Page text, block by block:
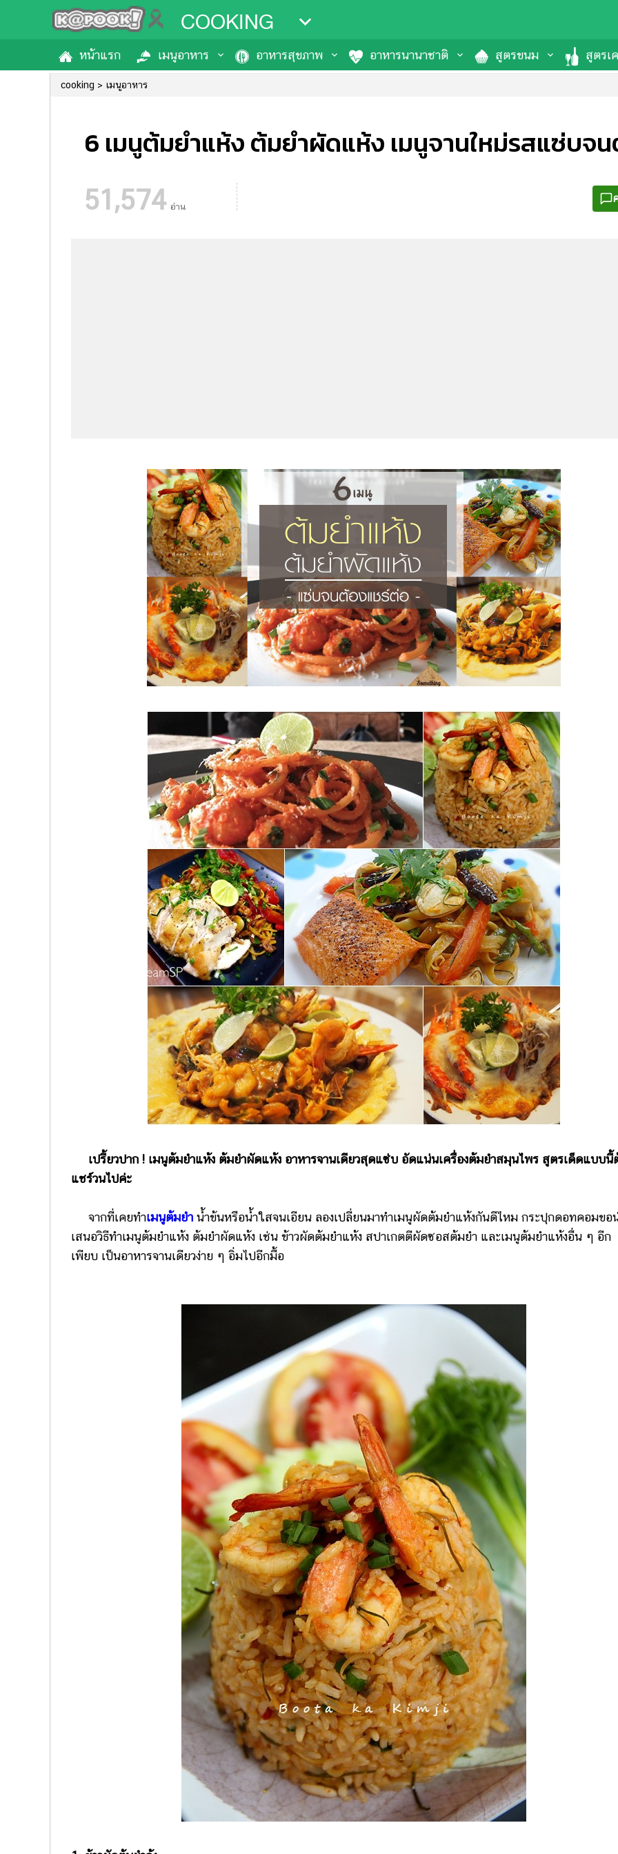
COOKING
หน้าแรก เมนูอาหาร อาหารสุขภาพ อาหารนานาชาติ สูตรขนม สูตรเ
cooking เมนูอาหาร
6 เมนูต้มยำแห้ง ต้มยำผัดแห้ง เมนูจานใหม่รสแซ่บจ
51,574 อ่าน
เปรี้ยวปาก ! เมนูต้มยำแห้ง ต้มยำผัดแห้ง อาหารจานเดียวสุดแซ่บ อัดแน่นเครื่องต้มยำสมุนไพร สูตรเด็ดแบบนี้
แชร์วนไปค่ะ
จากที่เคยทำเมนูต้มยำ น้ำข้นหรือน้ำใสจนเอียน ลองเปลี่ยนมาทำเมนูผัดต้มยำแห้งกันดีไหม กระปุกดอทคอมขอ
เสนอวิธีทำเมนูต้มยำแห้ง ต้มยำผัดแห้ง เช่น ข้าวผัดต้มยำแห้ง สปาเกตตีผัดซอสต้มยำ และเมนูต้มยำแห้งอื่น ๆ อีก
เพียบ เป็นอาหารจานเดียวง่าย ๆ อิ่มไปอีกมื้อ